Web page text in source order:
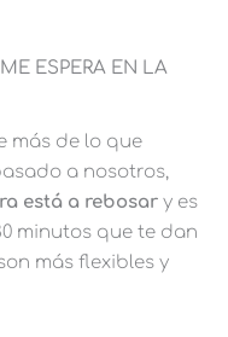
ESPERA EN LA
más de lo que
a nosotros,
está a rebosar y es
minutos que te dan
más flexibles y